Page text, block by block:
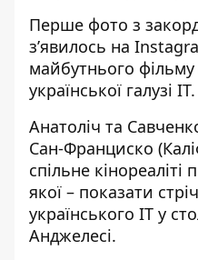
Перше фото з
з’явилось на
майбутнього
української галузі IT.
Анатоліч та
Сан-Франциско
спільне
якої – показати
українського ІТ у
Анджелесі.